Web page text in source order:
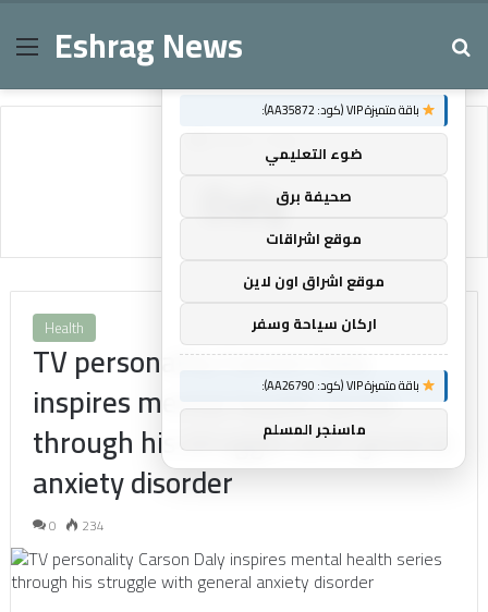
MenuEshrag News
Home/Daly
Daly
Health
TV personality Carson Daly
inspires mental health series
through his struggle with general
anxiety disorder
0 234
×
باقة متميزة VIP (كود: AA35872):
ضوء التعليمي
صحيفة برق
موقع اشراقات
موقع اشراق اون لاين
اركان سياحة وسفر
باقة متميزة VIP (كود: AA26790):
ماسنجر المسلم